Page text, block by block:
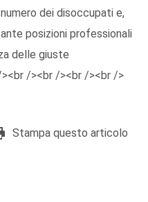
dei disoccupati e,
posizioni professionali
delle giuste
/><br /><br /><br />
Stampa questo articolo